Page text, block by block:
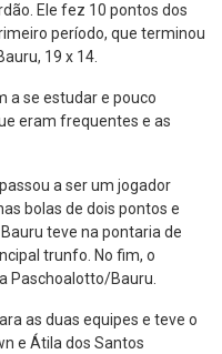
Ele fez 10 pontos dos
período, que terminou
19 x 14.
a se estudar e pouco
eram frequentes e as
a ser um jogador
bolas de dois pontos e
teve na pontaria de
trunfo. No fim, o
Paschoalotto/Bauru.
as duas equipes e teve o
e Átila dos Santos